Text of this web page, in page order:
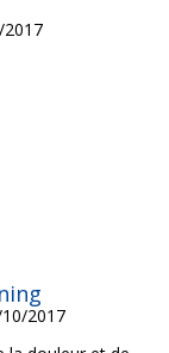
2017
2017